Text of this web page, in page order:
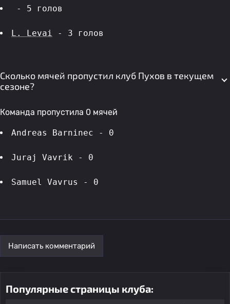
- 5 голов
L. Levai - 3 голов
Сколько мячей пропустил клуб Пухов в текущем
сезоне?
Команда пропустила 0 мячей
Andreas Barninec - 0
Juraj Vavrik - 0
Samuel Vavrus - 0
Написать комментарий
Популярные страницы клуба: